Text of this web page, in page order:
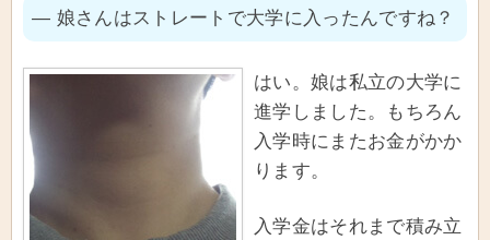
― 娘さんはストレートで大学に入ったんですね？
はい。娘は私立の大学に
進学しました。もちろん
入学時にまたお金がかか
ります。
入学金はそれまで積み立